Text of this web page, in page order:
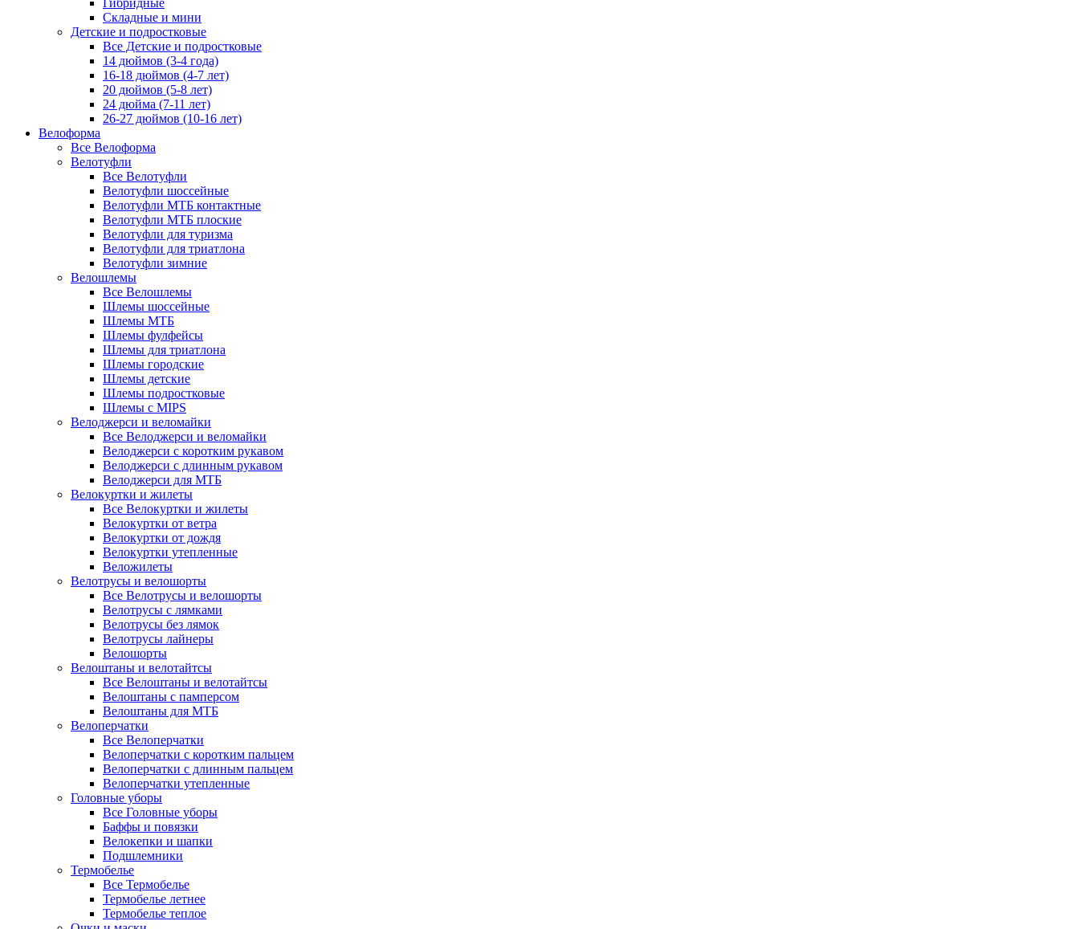
Гибридные
Складные и мини
Детские и подростковые
Все Детские и подростковые
14 дюймов (3-4 года)
16-18 дюймов (4-7 лет)
20 дюймов (5-8 лет)
24 дюйма (7-11 лет)
26-27 дюймов (10-16 лет)
Велоформа
Все Велоформа
Велотуфли
Все Велотуфли
Велотуфли шоссейные
Велотуфли МТБ контактные
Велотуфли МТБ плоские
Велотуфли для туризма
Велотуфли для триатлона
Велотуфли зимние
Велошлемы
Все Велошлемы
Шлемы шоссейные
Шлемы МТБ
Шлемы фулфейсы
Шлемы для триатлона
Шлемы городские
Шлемы детские
Шлемы подростковые
Шлемы с MIPS
Велоджерси и веломайки
Все Велоджерси и веломайки
Велоджерси с коротким рукавом
Велоджерси с длинным рукавом
Велоджерси для МТБ
Велокуртки и жилеты
Все Велокуртки и жилеты
Велокуртки от ветра
Велокуртки от дождя
Велокуртки утепленные
Веложилеты
Велотрусы и велошорты
Все Велотрусы и велошорты
Велотрусы с лямками
Велотрусы без лямок
Велотрусы лайнеры
Велошорты
Велоштаны и велотайтсы
Все Велоштаны и велотайтсы
Велоштаны с памперсом
Велоштаны для МТБ
Велоперчатки
Все Велоперчатки
Велоперчатки с коротким пальцем
Велоперчатки с длинным пальцем
Велоперчатки утепленные
Головные уборы
Все Головные уборы
Баффы и повязки
Велокепки и шапки
Подшлемники
Термобелье
Все Термобелье
Термобелье летнее
Термобелье теплое